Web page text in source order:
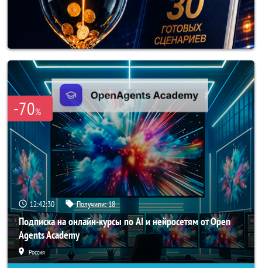
-70%
12:42:28 Получили:18
Подписка на онлайн-курсы по AI и нейросетям от Open
Agents Academy
Россия